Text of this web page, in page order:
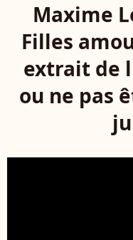
Maxime
Filles
extrait de
ou ne pas